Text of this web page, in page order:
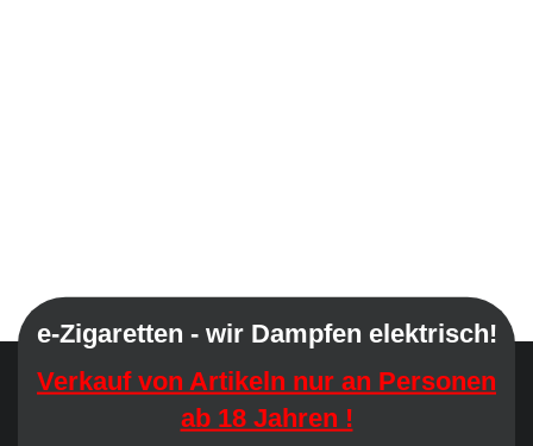
e-Zigaretten - wir Dampfen elektrisch!
Verkauf von Artikeln nur an Personen
ab 18 Jahren !